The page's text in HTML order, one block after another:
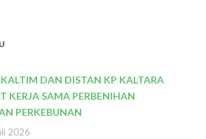
DAN DISTAN KP KALTARA
KERJA SAMA PERBENIHAN
PERKEBUNAN
2026